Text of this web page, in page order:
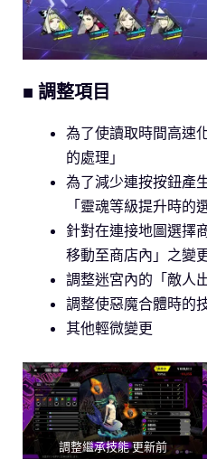
■ 調整項目
為了使讀取時間高速
的處理」
為了減少連按按鈕產
「靈魂等級提升時的
針對在連接地圖選擇
移動至商店內」之變
調整迷宮內的「敵人
調整使惡魔合體時的
其他輕微變更
調整繼承技能 更新前